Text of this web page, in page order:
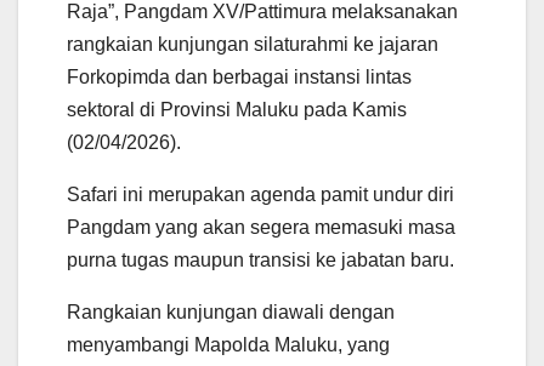
Raja”, Pangdam XV/Pattimura melaksanakan
rangkaian kunjungan silaturahmi ke jajaran
Forkopimda dan berbagai instansi lintas
sektoral di Provinsi Maluku pada Kamis
(02/04/2026).
Safari ini merupakan agenda pamit undur diri
Pangdam yang akan segera memasuki masa
purna tugas maupun transisi ke jabatan baru.
​Rangkaian kunjungan diawali dengan
menyambangi Mapolda Maluku, yang